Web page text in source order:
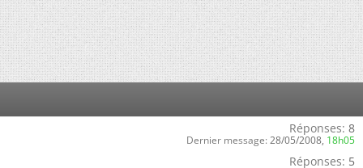
Réponses: 8
Dernier message: 28/05/2008, 18h05
Réponses: 5